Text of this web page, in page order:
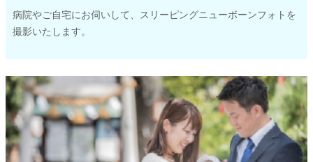
病院やご自宅にお伺いして、スリーピングニューボーンフォトを
撮影いたします。